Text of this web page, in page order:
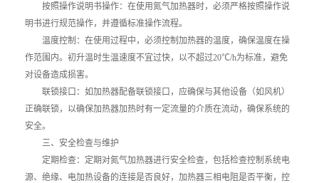
按照操作说明书操作：在使用氮气加热器时，必须严格按照操作说
明书进行规范操作，并遵循标准操作流程。
温度控制：在使用过程中，必须控制加热器的温度，确保温度在操
作范围内。初升温时生温速度不宜过快，以不超过20℃/h为标准，避免
对设备造成损害。
联锁接口：如加热器配备联锁接口，应确保与其他设备（如风机）
正确联锁，以确保加热器加热时有一定流量的介质在流动，确保系统的
安全。
三、安全检查与维护
定期检查：定期对氮气加热器进行安全检查，包括检查控制系统电
源、绝缘、电加热设备的连接是否良好，加热器三相电阻是否平衡，控